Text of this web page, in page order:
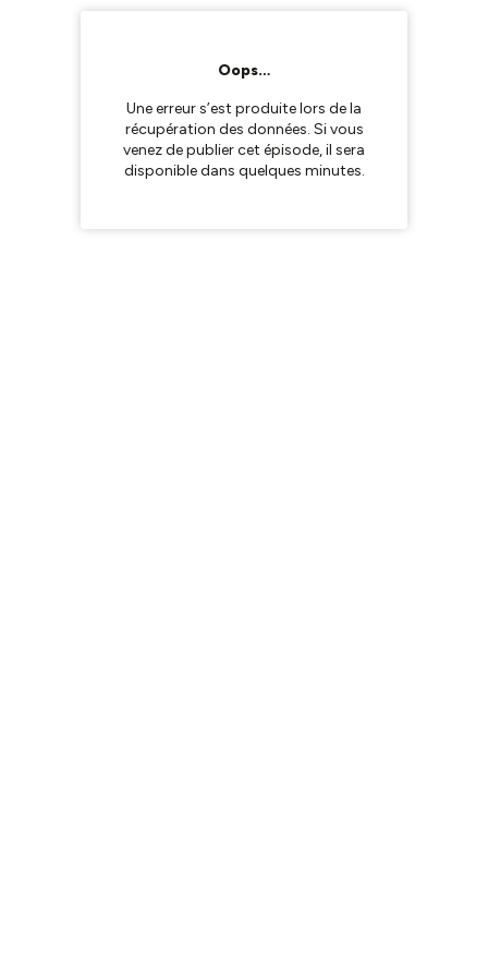
Oops…
Une erreur s’est produite lors de la
récupération des données. Si vous
venez de publier cet épisode, il sera
disponible dans quelques minutes.